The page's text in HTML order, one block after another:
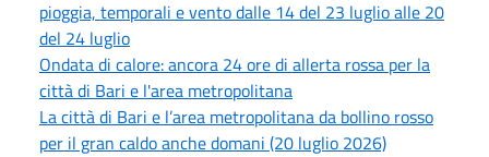
pioggia, temporali e vento dalle 14 del 23 luglio alle 20
del 24 luglio
Ondata di calore: ancora 24 ore di allerta rossa per la
città di Bari e l'area metropolitana
La città di Bari e l’area metropolitana da bollino rosso
per il gran caldo anche domani (20 luglio 2026)